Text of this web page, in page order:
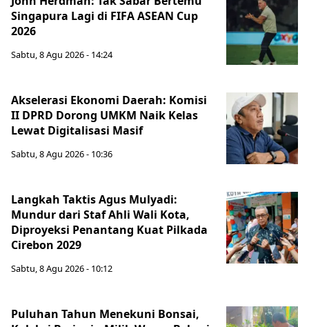
Singapura Lagi di FIFA ASEAN Cup
2026
Sabtu, 8 Agu 2026 - 14:24
Akselerasi Ekonomi Daerah: Komisi
II DPRD Dorong UMKM Naik Kelas
Lewat Digitalisasi Masif
Sabtu, 8 Agu 2026 - 10:36
Langkah Taktis Agus Mulyadi:
Mundur dari Staf Ahli Wali Kota,
Diproyeksi Penantang Kuat Pilkada
Cirebon 2029
Sabtu, 8 Agu 2026 - 10:12
Puluhan Tahun Menekuni Bonsai,